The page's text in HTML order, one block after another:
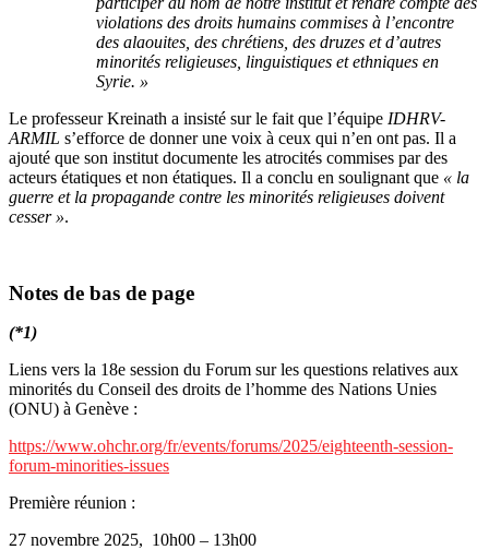
violations des droits humains commises à l’encontre
des alaouites, des chrétiens, des druzes et d’autres
minorités religieuses, linguistiques et ethniques en
Syrie. »
Le professeur Kreinath a insisté sur le fait que l’équipe IDHRV-
ARMIL s’efforce de donner une voix à ceux qui n’en ont pas. Il a
ajouté que son institut documente les atrocités commises par des
acteurs étatiques et non étatiques. Il a conclu en soulignant que « la
guerre et la propagande contre les minorités religieuses doivent
cesser ».
Notes de bas de page
(*1)
Liens vers la 18e session du Forum sur les questions relatives aux
minorités du Conseil des droits de l’homme des Nations Unies
(ONU) à Genève :
https://www.ohchr.org/fr/events/forums/2025/eighteenth-session-
forum-minorities-issues
Première réunion :
27 novembre 2025, 10h00 – 13h00